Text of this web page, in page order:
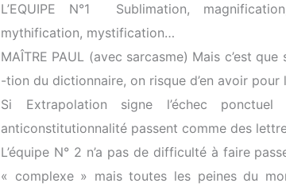
L’EQUIPE N°1 Sublimation,
mythification, mystification…
MAÎTRE PAUL (avec sarcasme) Mais c’est
-tion du dictionnaire, on risque d’en avoir
Si Extrapolation signe l’échec
anticonstitutionnalité passent comme des
L’équipe N° 2 n’a pas de difficulté à faire
« complexe » mais toutes les peines du